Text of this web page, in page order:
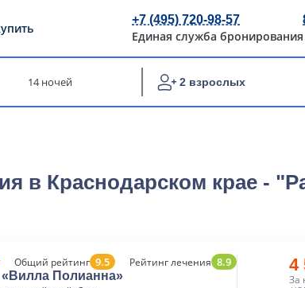
+7 (495) 720-98-57
Единая служба бронирования
14 ночей 2 взрослых
в Краснодарском крае -
Общий рейтинг 9.5 Рейтинг лечения 8.9
Полианна»
4
За